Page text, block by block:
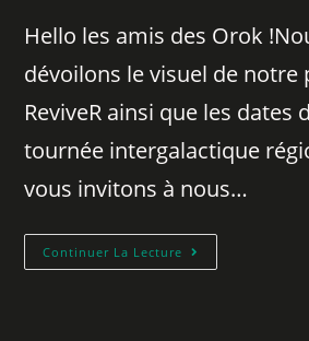
Hello les amis des Orok
dévoilons le visuel de notre
ReviveR ainsi que les dates
tournée intergalactique
vous invitons à nous…
Continuer La Lecture